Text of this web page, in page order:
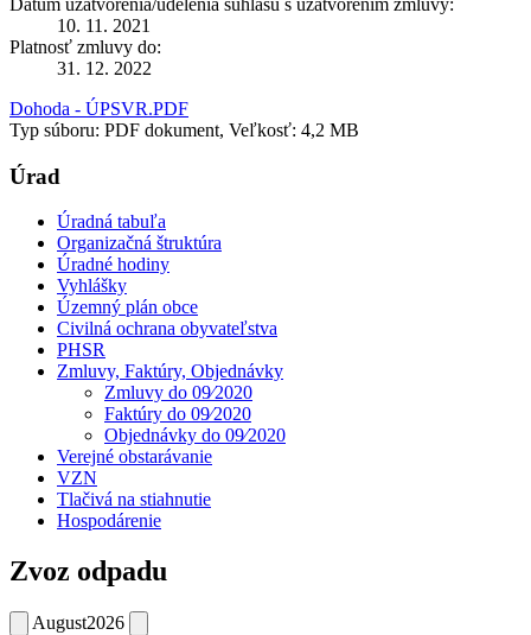
10. 11. 2021
Platnosť zmluvy do:
31. 12. 2022
Dohoda - ÚPSVR.PDF
Typ súboru: PDF dokument, Veľkosť: 4,2 MB
Úrad
Úradná tabuľa
Organizačná štruktúra
Úradné hodiny
Vyhlášky
Územný plán obce
Civilná ochrana obyvateľstva
PHSR
Zmluvy, Faktúry, Objednávky
Zmluvy do 09⁄2020
Faktúry do 09⁄2020
Objednávky do 09⁄2020
Verejné obstarávanie
VZN
Tlačivá na stiahnutie
Hospodárenie
Zvoz odpadu
August2026